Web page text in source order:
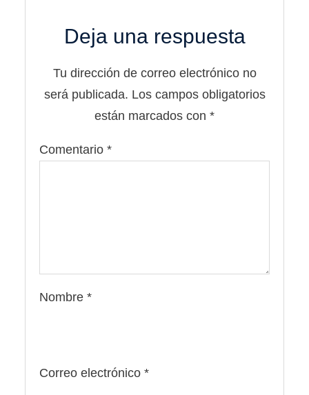
Deja una respuesta
Tu dirección de correo electrónico no
será publicada. Los campos obligatorios
están marcados con *
Comentario *
Nombre *
Correo electrónico *